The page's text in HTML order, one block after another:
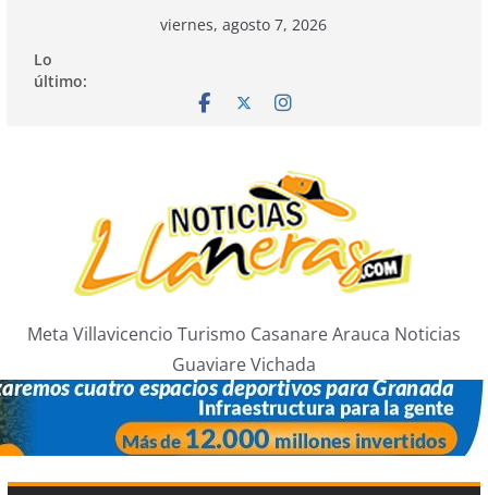
contenido
viernes, agosto 7, 2026
Lo
último:
Meta Villavicencio Turismo Casanare Arauca Noticias
Guaviare Vichada